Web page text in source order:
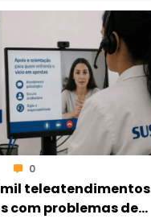
0
mil teleatendimentos
com problemas de